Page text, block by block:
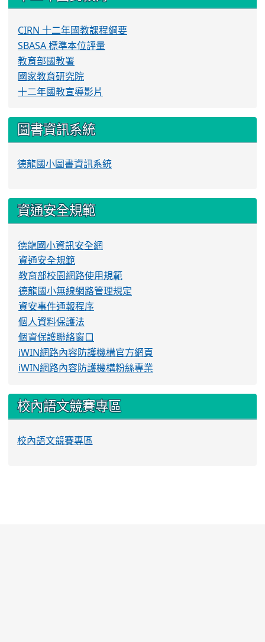
CIRN 十二年國教課程綱要
SBASA 標準本位評量
教育部國教署
國家教育研究院
十二年國教宣導影片
圖書資訊系統
德龍國小圖書資訊系統
資通安全規範
德龍國小資訊安全網
資通安全規範
教育部校園網路使用規範
德龍國小無線網路管理規定
資安事件通報程序
個人資料保護法
個資保護聯絡窗口
iWIN網路內容防護機構官方網頁
iWIN網路內容防護機構粉絲專業
校內語文競賽專區
校內語文競賽專區